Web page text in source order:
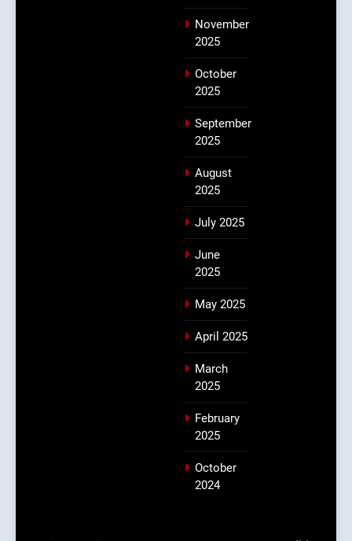
November
2025
October
2025
September
2025
August
2025
July 2025
June
2025
May 2025
April 2025
March
2025
February
2025
October
2024